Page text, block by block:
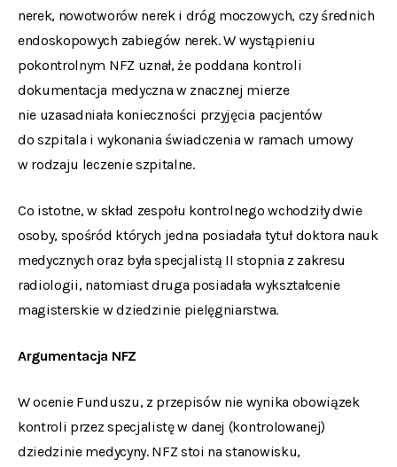
nerek, nowotworów nerek i dróg moczowych, czy średnich
endoskopowych zabiegów nerek. W wystąpieniu
pokontrolnym NFZ uznał, że poddana kontroli
dokumentacja medyczna w znacznej mierze
nie uzasadniała konieczności przyjęcia pacjentów
do szpitala i wykonania świadczenia w ramach umowy
w rodzaju leczenie szpitalne.
Co istotne, w skład zespołu kontrolnego wchodziły dwie
osoby, spośród których jedna posiadała tytuł doktora nauk
medycznych oraz była specjalistą II stopnia z zakresu
radiologii, natomiast druga posiadała wykształcenie
magisterskie w dziedzinie pielęgniarstwa.
Argumentacja NFZ
W ocenie Funduszu, z przepisów nie wynika obowiązek
kontroli przez specjalistę w danej (kontrolowanej)
dziedzinie medycyny. NFZ stoi na stanowisku,